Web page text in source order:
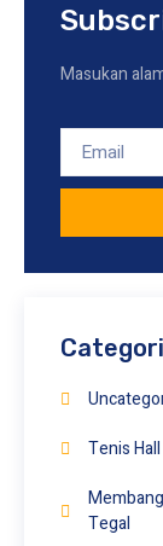
Masukan
Tenis Hall
Tegal